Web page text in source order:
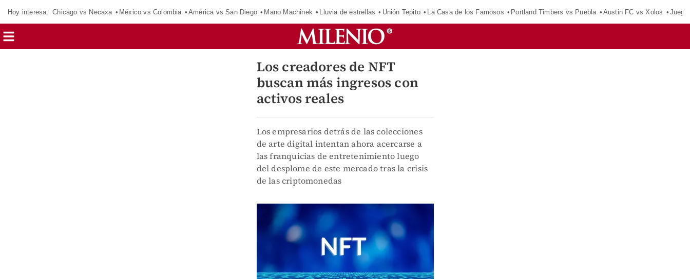
Hoy interesa: Chicago vs Necaxa México vs Colombia América vs San Diego Mano Machinek Lluvia de estrellas Unión Tepito La Casa de los Famosos Portland Timbers vs Puebla Austin FC vs Xolos
Los creadores de NFT
buscan más ingresos con
activos reales
Los empresarios detrás de las colecciones
de arte digital intentan ahora acercarse a
las franquicias de entretenimiento luego
del desplome de este mercado tras la crisis
de las criptomonedas